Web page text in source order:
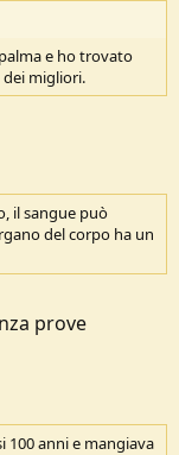
e ho trovato
dei migliori.
il sangue può
del corpo ha un
prove
100 anni e mangiava